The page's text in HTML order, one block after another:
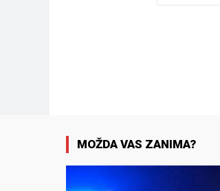
MOŽDA VAS ZANIMA?